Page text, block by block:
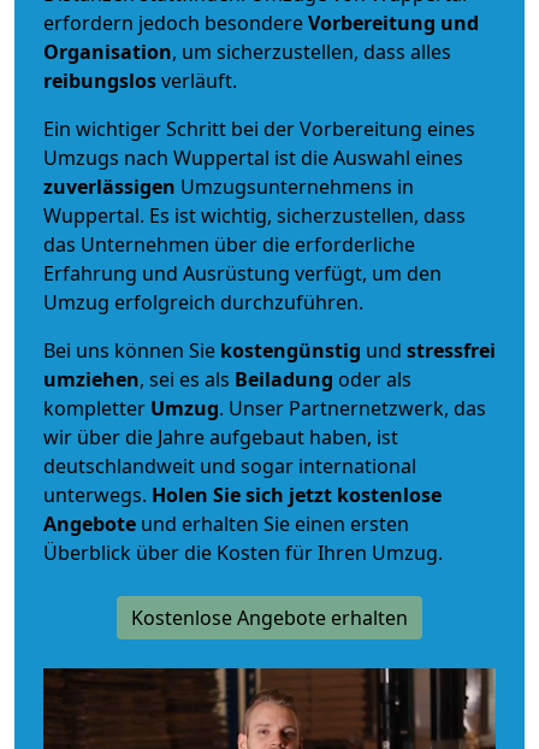
erfordern jedoch besondereVorbereitung und
Organisation, um sicherzustellen, dass alles
reibungslosverläuft.
Ein wichtiger Schritt bei der Vorbereitung eines
Umzugs nach Wuppertal ist die Auswahl eines
zuverlässigen Umzugsunternehmens in
Wuppertal. Es ist wichtig, sicherzustellen, dass
das Unternehmen über die erforderliche
Erfahrung und Ausrüstung verfügt, um den
Umzug erfolgreich durchzuführen.
Bei uns können Sie kostengünstig und stressfrei
umziehen, sei es als Beiladung oder als
kompletter Umzug. Unser Partnernetzwerk, das
wir über die Jahre aufgebaut haben, ist
deutschlandweit und sogar international
unterwegs. Holen Sie sich jetzt kostenlose
Angebote und erhalten Sie einen ersten
Überblick über die Kosten für Ihren Umzug.
Kostenlose Angebote erhalten